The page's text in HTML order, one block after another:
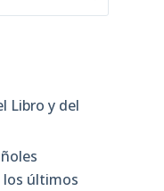
Libro y del
últimos